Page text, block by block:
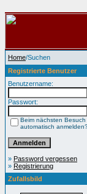
Home/Suchen
Registrierte Benutzer
Benutzername:
Passwort:
Beim nächsten Besuch
automatisch
» Password vergessen
» Registrierung
Zufallsbild